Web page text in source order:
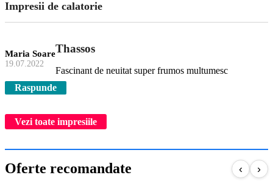
Impresii de calatorie
Maria Soare
19.07.2022
Thassos
Fascinant de neuitat super frumos multumesc
Raspunde
Vezi toate impresiile
Oferte recomandate ‹ ›